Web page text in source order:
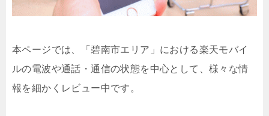
本ページでは、「碧南市エリア」における楽天モバイ
ルの電波や通話・通信の状態を中心として、様々な情
報を細かくレビュー中です。